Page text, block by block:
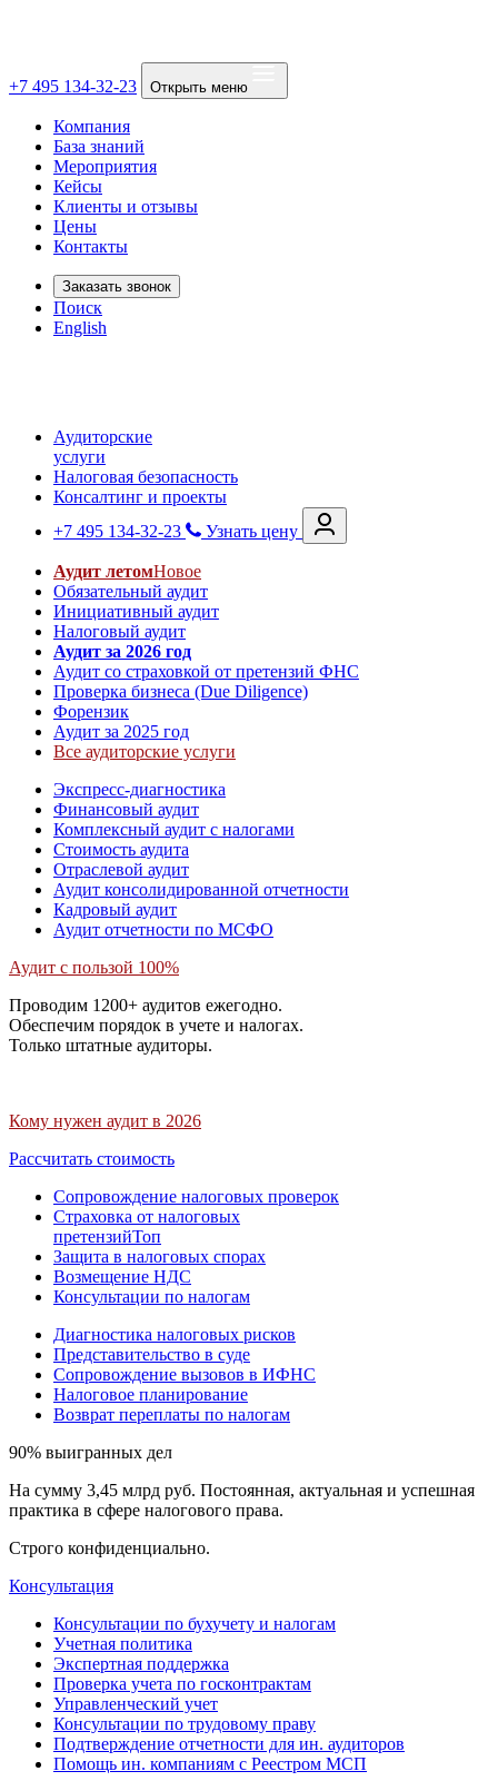
+7 495 134-32-23 Открыть меню
Компания
База знаний
Мероприятия
Кейсы
Клиенты и отзывы
Цены
Контакты
Заказать звонок
Поиск
English
Аудиторские
услуги
Налоговая безопасность
Консалтинг и проекты
+7 495 134-32-23
Узнать цену
Аудит летомНовое
Обязательный аудит
Инициативный аудит
Налоговый аудит
Аудит за 2026 год
Аудит со страховкой от претензий ФНС
Проверка бизнеса (Due Diligence)
Форензик
Аудит за 2025 год
Все аудиторские услуги
Экспресс-диагностика
Финансовый аудит
Комплексный аудит с налогами
Стоимость аудита
Отраслевой аудит
Аудит консолидированной отчетности
Кадровый аудит
Аудит отчетности по МСФО
Аудит с пользой 100%
Проводим 1200+ аудитов ежегодно.
Обеспечим порядок в учете и налогах.
Только штатные аудиторы.
Кому нужен аудит в 2026
Рассчитать стоимость
Сопровождение налоговых проверок
Страховка от налоговых
претензийТоп
Защита в налоговых спорах
Возмещение НДС
Консультации по налогам
Диагностика налоговых рисков
Представительство в суде
Сопровождение вызовов в ИФНС
Налоговое планирование
Возврат переплаты по налогам
90% выигранных дел
На сумму 3,45 млрд руб. Постоянная, актуальная и успешная
практика в сфере налогового права.
Строго конфиденциально.
Консультация
Консультации по бухучету и налогам
Учетная политика
Экспертная поддержка
Проверка учета по госконтрактам
Управленческий учет
Консультации по трудовому праву
Подтверждение отчетности для ин. аудиторов
Помощь ин. компаниям с Реестром МСП